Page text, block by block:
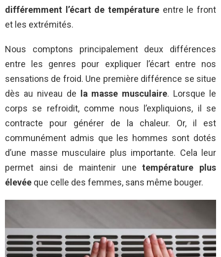
différemment l’écart de température entre le front
et les extrémités.
Nous comptons principalement deux différences
entre les genres pour expliquer l’écart entre nos
sensations de froid. Une première différence se situe
dès au niveau de la masse musculaire. Lorsque le
corps se refroidit, comme nous l’expliquions, il se
contracte pour générer de la chaleur. Or, il est
communément admis que les hommes sont dotés
d’une masse musculaire plus importante. Cela leur
permet ainsi de maintenir unetempérature plus
élevée que celle des femmes, sans même bouger.